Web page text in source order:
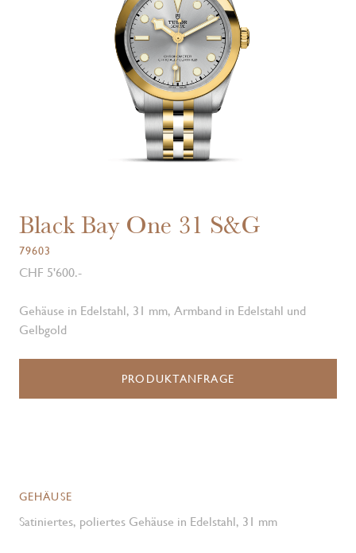
Black Bay One 31 S&G
79603
CHF 5'600.-
Gehäuse in Edelstahl, 31 mm, Armband in Edelstahl und
Gelbgold
PRODUKTANFRAGE
GEHÄUSE
Satiniertes, poliertes Gehäuse in Edelstahl, 31 mm